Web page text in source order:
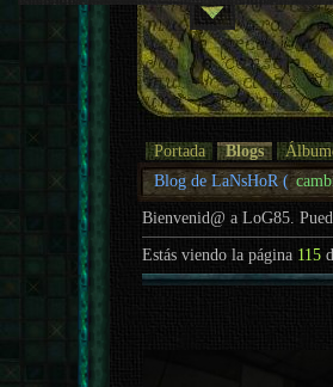
Portada Blogs
Blog de LaNsHoR (
Bienvenid@ a LoG85.
Estás viendo la página 115